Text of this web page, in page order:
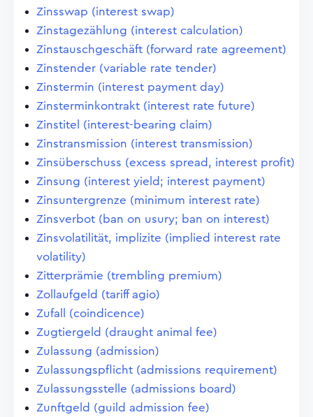
Zinsswap (interest swap)
Zinstagezählung (interest calculation)
Zinstauschgeschäft (forward rate agreement)
Zinstender (variable rate tender)
Zinstermin (interest payment day)
Zinsterminkontrakt (interest rate future)
Zinstitel (interest-bearing claim)
Zinstransmission (interest transmission)
Zinsüberschuss (excess spread, interest profit)
Zinsung (interest yield; interest payment)
Zinsuntergrenze (minimum interest rate)
Zinsverbot (ban on usury; ban on interest)
Zinsvolatilität, implizite (implied interest rate
volatility)
Zitterprämie (trembling premium)
Zollaufgeld (tariff agio)
Zufall (coindicence)
Zugtiergeld (draught animal fee)
Zulassung (admission)
Zulassungspflicht (admissions requirement)
Zulassungsstelle (admissions board)
Zunftgeld (guild admission fee)